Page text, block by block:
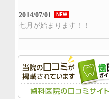
2014/07/01
七月が始まります！！